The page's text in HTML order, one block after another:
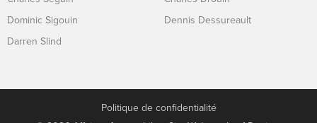
Dominic Sigouin
Darren Slind
Dennis Dessureault
Politique de confidentialité